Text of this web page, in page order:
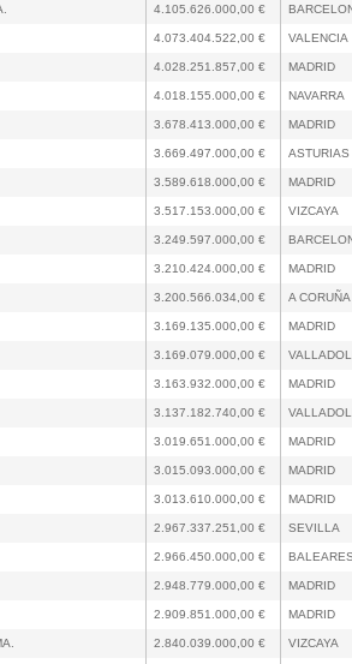
4.105.626.000,00 €
4.073.404.522,00 € VALENCIA
4.028.251.857,00 € MADRID
4.018.155.000,00 € NAVARRA
3.678.413.000,00 € MADRID
3.669.497.000,00 € ASTURIAS
3.589.618.000,00 € MADRID
3.517.153.000,00 € VIZCAYA
3.249.597.000,00 €
3.210.424.000,00 € MADRID
3.200.566.034,00 € A CORUÑA
3.169.135.000,00 € MADRID
3.169.079.000,00 €
3.163.932.000,00 € MADRID
3.137.182.740,00 €
3.019.651.000,00 € MADRID
3.015.093.000,00 € MADRID
3.013.610.000,00 € MADRID
2.967.337.251,00 € SEVILLA
2.966.450.000,00 € BALEARES
2.948.779.000,00 € MADRID
2.909.851.000,00 € MADRID
2.840.039.000,00 € VIZCAYA